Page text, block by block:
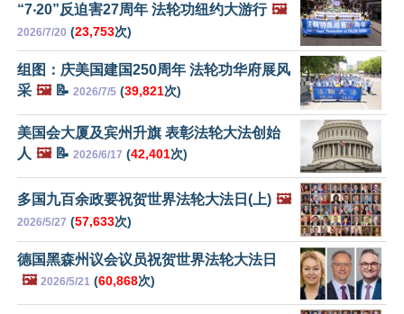
“7‧20”反迫害27周年 法轮功纽约大游行 🖼️
2026/7/20 (23,753次)
组图：庆美国建国250周年 法轮功华府展风
采 🖼️📝 2026/7/5 (39,821次)
美国会大厦及宾州升旗 表彰法轮大法创始
人 🖼️📝 2026/6/17 (42,401次)
多国九百余政要祝贺世界法轮大法日(上) 🖼️
2026/5/27 (57,633次)
德国黑森州议会议员祝贺世界法轮大法日
🖼️ 2026/5/21 (60,868次)